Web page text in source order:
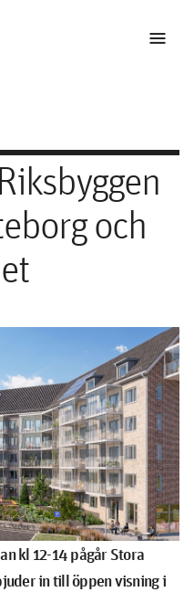
menu
och
kl 12-14 pågår Stora
in till öppen visning i